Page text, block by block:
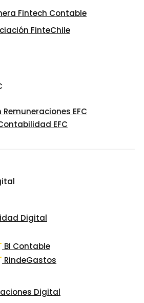
Fintech Contable
FinteChile
EFC
EFC
Digital
BI Contable
RindeGastos
Digital